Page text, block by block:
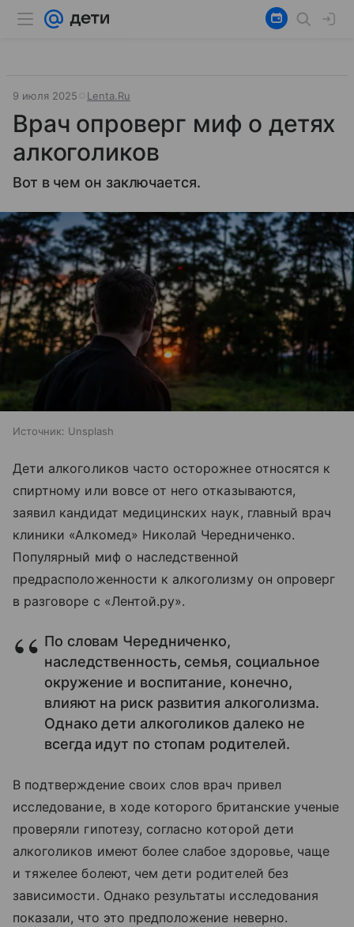
9 июля 2025 Lenta.Ru
Врач опроверг миф о детях
алкоголиков
Вот в чем он заключается.
Источник: Unsplash
Дети алкоголиков часто осторожнее относятся к
спиртному или вовсе от него отказываются,
заявил кандидат медицинских наук, главный врач
клиники «Алкомед» Николай Чередниченко.
Популярный миф о наследственной
предрасположенности к алкоголизму он опроверг
в разговоре с «Лентой.ру».
По словам Чередниченко,
наследственность, семья, социальное
окружение и воспитание, конечно,
влияют на риск развития алкоголизма.
Однако дети алкоголиков далеко не
всегда идут по стопам родителей.
В подтверждение своих слов врач привел
исследование, в ходе которого британские ученые
проверяли гипотезу, согласно которой дети
алкоголиков имеют более слабое здоровье, чаще
и тяжелее болеют, чем дети родителей без
зависимости. Однако результаты исследования
показали, что это предположение неверно.